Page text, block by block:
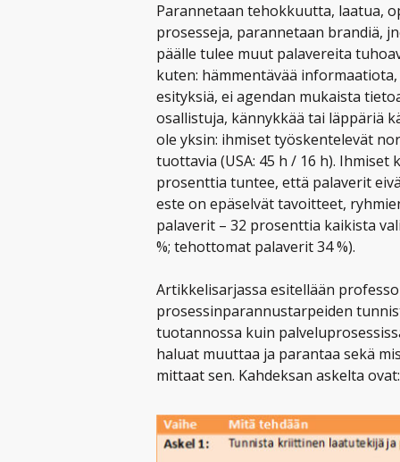
Parannetaan tehokkuutta, laatua,
prosesseja, parannetaan brandiä,
päälle tulee muut palavereita
kuten: hämmentävää
esityksiä, ei agendan mukaista
osallistuja, kännykkää tai läppäriä
ole yksin: ihmiset työskentelevät
tuottavia (USA: 45 h / 16 h).
prosenttia tuntee, että palaverit
este on epäselvät tavoitteet,
palaverit – 32 prosenttia kaikista
%; tehottomat palaverit 34 %).
Artikkelisarjassa esitellään
prosessinparannustarpeiden
tuotannossa kuin
haluat muuttaa ja parantaa sekä
mittaat sen. Kahdeksan askelta ovat: